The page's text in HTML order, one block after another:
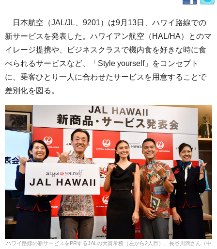
日本航空（JAL/JL、9201）は9月13日、ハワイ路線での
新サービスを発表した。ハワイアン航空（HAL/HA）とのマ
イレージ提携や、ビジネスクラスで機内食を好きな時に食
べられるサービスなど、「Style yourself」をコンセプト
に、乗客ひとり一人に合わせたサービスを用意することで
差別化を図る。
ハワイ路線の新サービスをPRするJALの大貫常務（左から2人目）、長谷川潤さん（中